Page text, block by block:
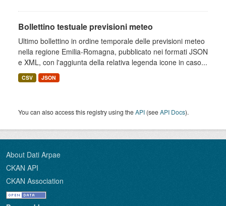
Bollettino testuale previsioni meteo
Ultimo bollettino in ordine temporale delle previsioni meteo
nella regione Emilia-Romagna, pubblicato nei formati JSON
e XML, con l'aggiunta della relativa legenda icone in caso...
CSV JSON
You can also access this registry using theAPI (seeAPI Docs).
About Dati Arpae
CKAN API
CKAN Association